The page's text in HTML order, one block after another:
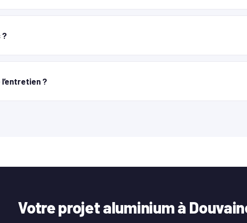
?
?
Votre projet aluminium à